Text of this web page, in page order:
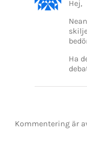
Hej,
Ha
Kommentering är